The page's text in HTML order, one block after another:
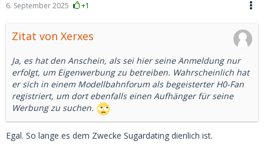
6. September 2025 +1
Zitat von Xerxes
Ja, es hat den Anschein, als sei hier seine Anmeldung nur
erfolgt, um Eigenwerbung zu betreiben. Wahrscheinlich hat
er sich in einem Modellbahnforum als begeisterter H0-Fan
registriert, um dort ebenfalls einen Aufhänger für seine
Werbung zu suchen.
Egal. So lange es dem Zwecke Sugardating dienlich ist.